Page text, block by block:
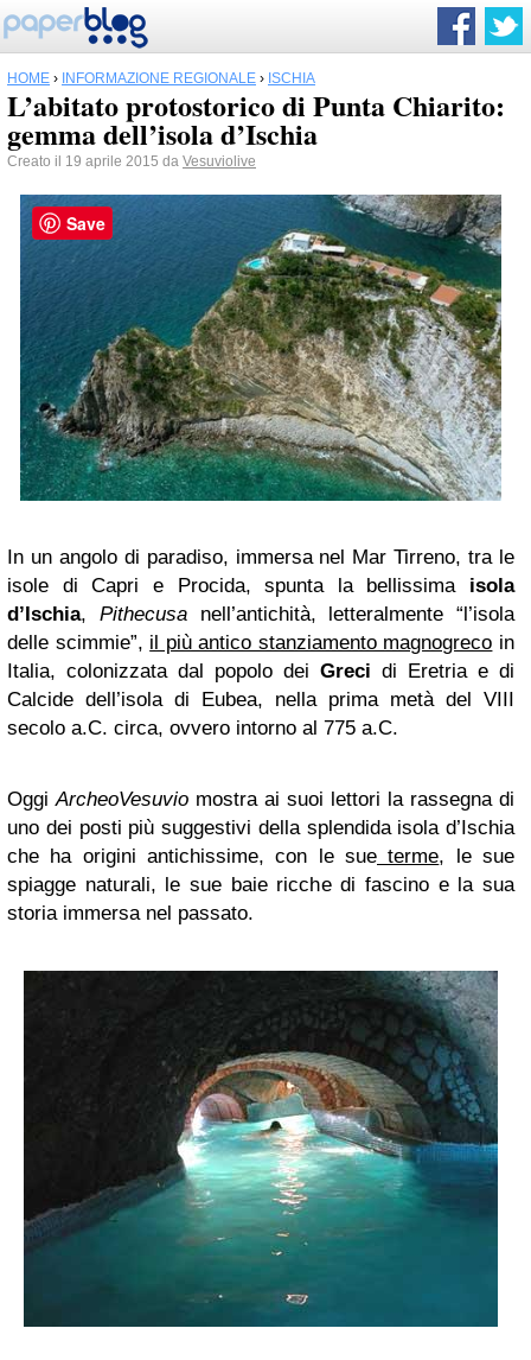
HOME › INFORMAZIONE REGIONALE › ISCHIA
L’abitato protostorico di Punta Chiarito:
gemma dell’isola d’Ischia
Creato il 19 aprile 2015 da Vesuviolive
In un angolo di paradiso, immersa nel Mar Tirreno, tra le
isole di Capri e Procida, spunta la bellissima isola
d’Ischia, Pithecusa nell’antichità, letteralmente “l’isola
delle scimmie”, il più antico stanziamento magnogreco in
Italia, colonizzata dal popolo dei Greci di Eretria e di
Calcide dell’isola di Eubea, nella prima metà del VIII
secolo a.C. circa, ovvero intorno al 775 a.C.
OggiArcheoVesuvio mostra ai suoi lettori la rassegna di
uno dei posti più suggestivi della splendida isola d’Ischia
che ha origini antichissime, con le sue terme, le sue
spiagge naturali, le sue baie ricche di fascino e la sua
storia immersa nel passato.
Save